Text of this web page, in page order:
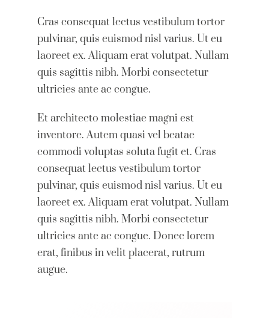
Cras consequat lectus vestibulum tortor
pulvinar, quis euismod nisl varius. Ut eu
laoreet ex. Aliquam erat volutpat. Nullam
quis sagittis nibh. Morbi consectetur
ultricies ante ac congue.
Et architecto molestiae magni est
inventore. Autem quasi vel beatae
commodi voluptas soluta fugit et. Cras
consequat lectus vestibulum tortor
pulvinar, quis euismod nisl varius. Ut eu
laoreet ex. Aliquam erat volutpat. Nullam
quis sagittis nibh. Morbi consectetur
ultricies ante ac congue. Donec lorem
erat, finibus in velit placerat, rutrum
augue.